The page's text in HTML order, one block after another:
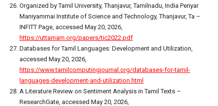
Organized by Tamil University, Thanjavur, Tamilnadu, India Periyar
Maniyammai Institute of Science and Technology, Thanjavur, Ta –
INFITT Page, accessed May 20, 2026,
https://uttamam.org/papers/tic2022.pdf
Databases for Tamil Languages: Development and Utilization,
accessed May 20, 2026,
https://www.tamilcomputingjournal.org/databases-for-tamil-
languages-development-and-utilization.html
A Literature Review on Sentiment Analysis in Tamil Texts –
ResearchGate, accessed May 20, 2026,